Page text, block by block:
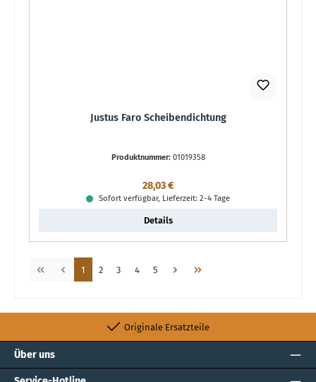
Justus Faro Scheibendichtung
Produktnummer: 01019358
Regulärer Preis:
28,03 €
Sofort verfügbar, Lieferzeit: 2-4 Tage
Details
Seite
1 Seite
2 Seite
3 Seite
4 Seite
5
Originale Ersatzteile
Über uns